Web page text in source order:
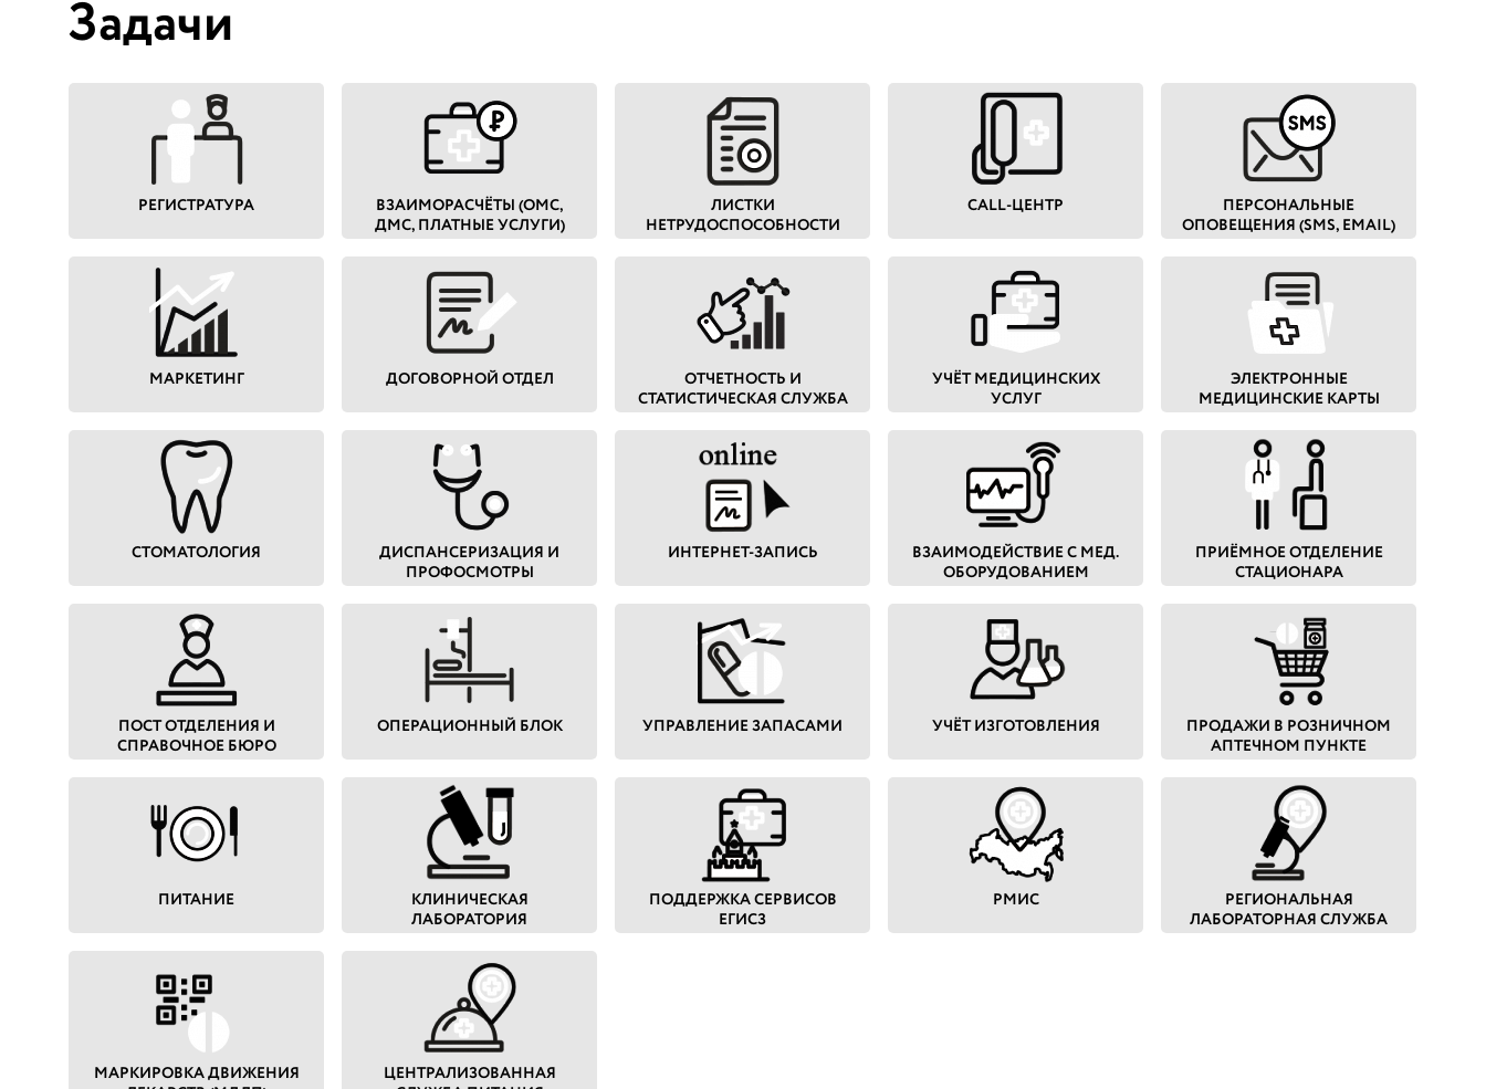
Задачи
РЕГИСТРАТУРА
ВЗАИМОРАСЧЁТЫ (ОМС,
ДМС, ПЛАТНЫЕ УСЛУГИ)
ЛИСТКИ
НЕТРУДОСПОСОБНОСТИ
CALL-ЦЕНТР
ПЕРСОНАЛЬНЫЕ
ОПОВЕЩЕНИЯ (SMS, EMAIL)
МАРКЕТИНГ ДОГОВОРНОЙ ОТДЕЛ
ОТЧЕТНОСТЬ И
СТАТИСТИЧЕСКАЯ СЛУЖБА
УЧЁТ МЕДИЦИНСКИХ
УСЛУГ
ЭЛЕКТРОННЫЕ
МЕДИЦИНСКИЕ КАРТЫ
СТОМАТОЛОГИЯ
ДИСПАНСЕРИЗАЦИЯ И
ПРОФОСМОТРЫ
ИНТЕРНЕТ-ЗАПИСЬ
ВЗАИМОДЕЙСТВИЕ С МЕД.
ОБОРУДОВАНИЕМ
ПРИЁМНОЕ ОТДЕЛЕНИЕ
СТАЦИОНАРА
ПОСТ ОТДЕЛЕНИЯ И
СПРАВОЧНОЕ БЮРО
ОПЕРАЦИОННЫЙ БЛОК УПРАВЛЕНИЕ ЗАПАСАМИ УЧЁТ ИЗГОТОВЛЕНИЯ
ПРОДАЖИ В РОЗНИЧНОМ
АПТЕЧНОМ ПУНКТЕ
ПИТАНИЕ
КЛИНИЧЕСКАЯ
ЛАБОРАТОРИЯ
ПОДДЕРЖКА СЕРВИСОВ
ЕГИСЗ
РМИС
РЕГИОНАЛЬНАЯ
ЛАБОРАТОРНАЯ СЛУЖБА
МАРКИРОВКА ДВИЖЕНИЯ
ЦЕНТРАЛИЗОВАННАЯ